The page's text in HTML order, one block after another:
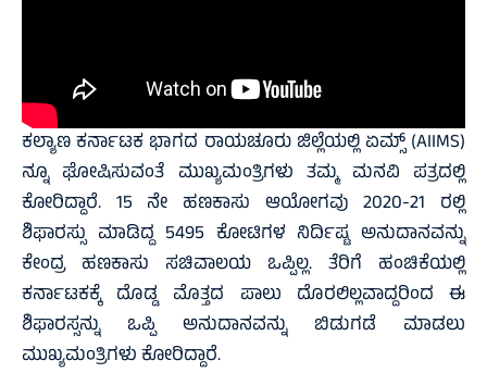
ಕಲ್ಯಾಣ ಕರ್ನಾಟಕ ಭಾಗದ ರಾಯಚೂರು ಜಿಲ್ಲೆಯಲ್ಲಿ ಏಮ್ಸ್ (AIIMS)
ನ್ನೂ ಘೋಷಿಸುವಂತೆ ಮುಖ್ಯಮಂತ್ರಿಗಳು ತಮ್ಮ ಮನವಿ ಪತ್ರದಲ್ಲಿ
ಕೋರಿದ್ದಾರೆ. 15 ನೇ ಹಣಕಾಸು ಆಯೋಗವು 2020-21 ರಲ್ಲಿ
ಶಿಫಾರಸ್ಸು ಮಾಡಿದ್ದ 5495 ಕೋಟಿಗಳ ನಿರ್ದಿಷ್ಟ ಅನುದಾನವನ್ನು
ಕೇಂದ್ರ ಹಣಕಾಸು ಸಚಿವಾಲಯ ಒಪ್ಪಿಲ್ಲ. ತೆರಿಗೆ ಹಂಚಿಕೆಯಲ್ಲಿ
ಕರ್ನಾಟಕಕ್ಕೆ ದೊಡ್ಡ ಮೊತ್ತದ ಪಾಲು ದೊರಲಿಲ್ಲವಾದ್ದರಿಂದ ಈ
ಶಿಫಾರಸ್ಸನ್ನು ಒಪ್ಪಿ ಅನುದಾನವನ್ನು ಬಿಡುಗಡೆ ಮಾಡಲು
ಮುಖ್ಯಮಂತ್ರಿಗಳು ಕೋರಿದ್ದಾರೆ.